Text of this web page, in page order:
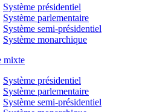
Système présidentiel
Système parlementaire
Système semi-présidentiel
Système monarchique
mixte
Système présidentiel
Système parlementaire
Système semi-présidentiel